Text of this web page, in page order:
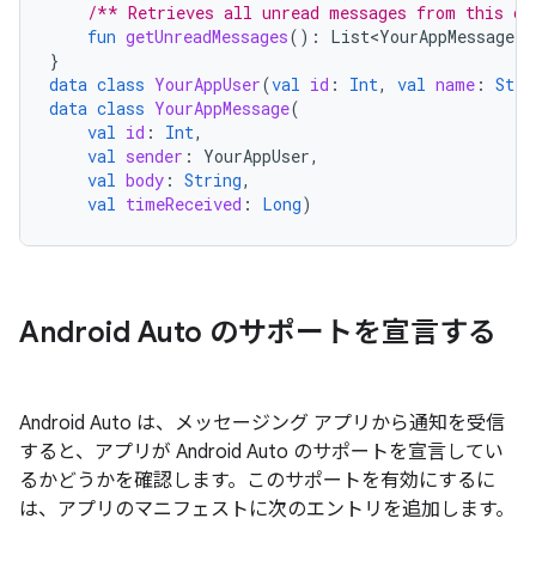
/** Retrieves all unread messages from this
fun getUnreadMessages(): List<YourAppMessage>
}
data class YourAppUser(val id : Int, val name :
data class YourAppMessage(
val id : Int,
val sender : YourAppUser,
val body : String,
val timeReceived : Long)
Android Auto のサポートを宣言する
Android Auto は、メッセージング アプリから通知を受信
すると、アプリが Android Auto のサポートを宣言してい
るかどうかを確認します。このサポートを有効にするに
は、アプリのマニフェストに次のエントリを追加します。